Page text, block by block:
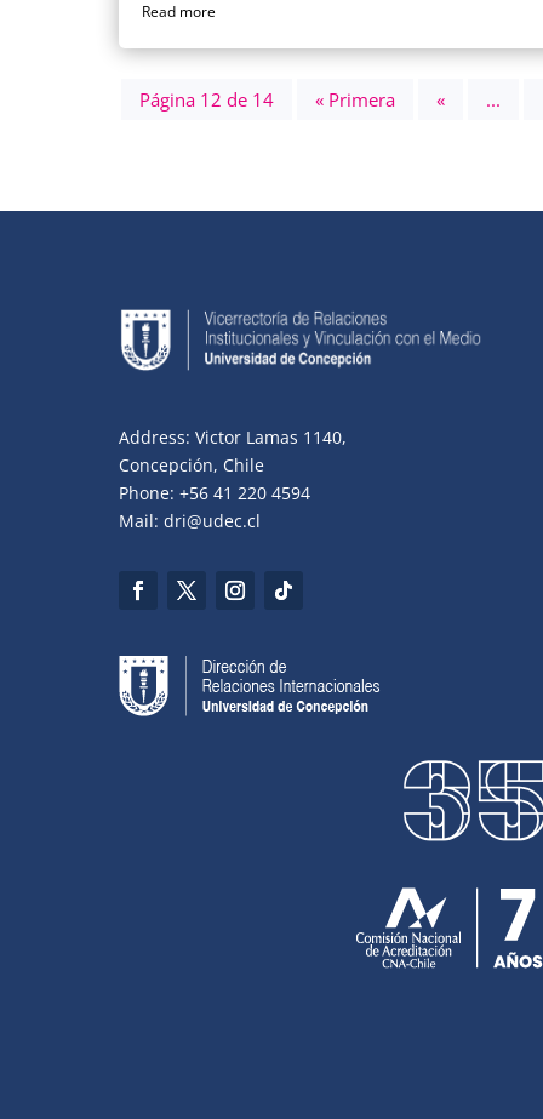
Read more
Página 12 de 14 « Primera « ...
Address: Victor Lamas 1140,
Concepción, Chile
Phone: +56 41 220 4594
Mail: dri@udec.cl